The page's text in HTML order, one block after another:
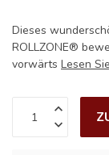
Dieses
ROLLZONE®
vorwärts Lesen